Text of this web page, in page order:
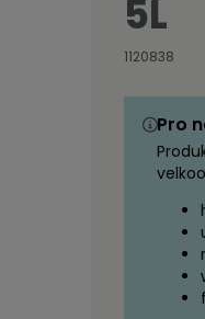
5L
1120838
Pro